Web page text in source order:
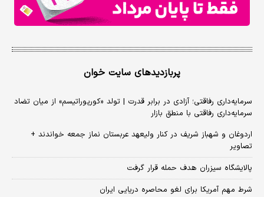
پربازدیدهای سایت خوان
سرمایه‌داری رفاقتی؛ آزادی در برابر قدرت | تولد «کورپوراتیسم» از میان تضاد
سرمایه‌داری رفاقتی با منطق بازار
اردوغان و شهباز شریف در کنار ولیعهد عربستان نماز جمعه خواندند +
تصاویر
پالایشگاه سیزران هدف حمله قرار گرفت
شرط مهم آمریکا برای لغو محاصره دریایی ایران